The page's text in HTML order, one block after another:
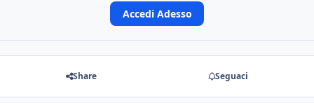
Accedi Adesso
Share Seguaci